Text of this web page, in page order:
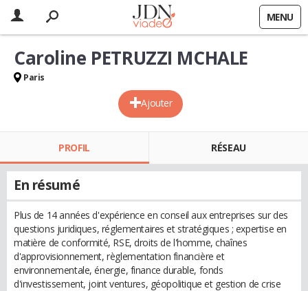
MENU
Ajouter
Caroline PETRUZZI MCHALE
Paris
PROFIL RÉSEAU
En résumé
Plus de 14 années d'expérience en conseil aux entreprises sur des
questions juridiques, réglementaires et stratégiques ; expertise en
matière de conformité, RSE, droits de l'homme, chaînes
d'approvisionnement, règlementation financière et
environnementale, énergie, finance durable, fonds
d'investissement, joint ventures, géopolitique et gestion de crise